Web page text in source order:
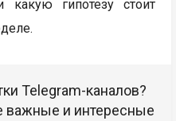
гипотезу стоит
Telegram-каналов?
и интересные